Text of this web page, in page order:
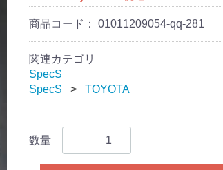
商品コード： 01011209054-qq-281
関連カテゴリ
SpecS
SpecS
TOYOTA
数量